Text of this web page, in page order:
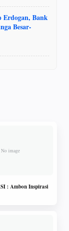
Erdogan, Bank
Besar-
: Ambon Inspirasi